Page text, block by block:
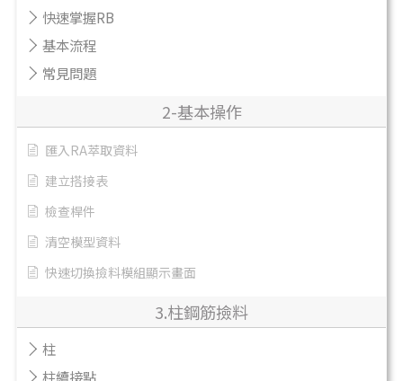
快速掌握RB
基本流程
常見問題
2-基本操作
匯入RA萃取資料
建立搭接表
檢查桿件
清空模型資料
快速切換撿料模組顯示畫面
3.柱鋼筋撿料
柱
柱續接點